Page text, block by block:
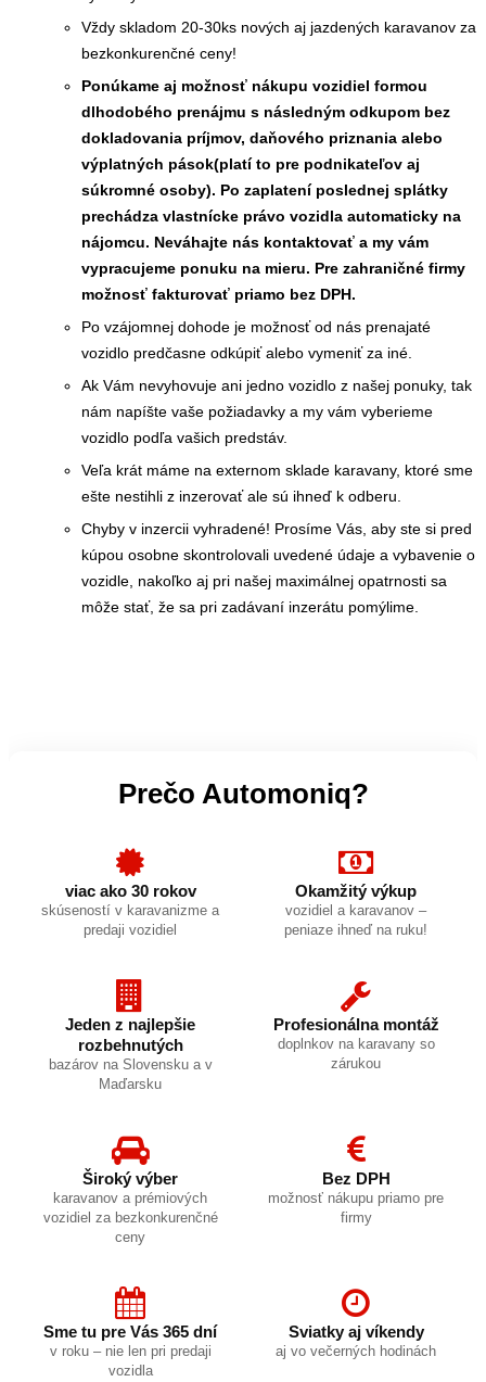
Vždy skladom 20-30ks nových aj jazdených karavanov za
bezkonkurenčné ceny!
Ponúkame aj možnosť nákupu vozidiel formou
dlhodobého prenájmu s následným odkupom bez
dokladovania príjmov, daňového priznania alebo
výplatných pások(platí to pre podnikateľov aj
súkromné osoby). Po zaplatení poslednej splátky
prechádza vlastnícke právo vozidla automaticky na
nájomcu. Neváhajte nás kontaktovať a my vám
vypracujeme ponuku na mieru. Pre zahraničné firmy
možnosť fakturovať priamo bez DPH.
Po vzájomnej dohode je možnosť od nás prenajaté
vozidlo predčasne odkúpiť alebo vymeniť za iné.
Ak Vám nevyhovuje ani jedno vozidlo z našej ponuky, tak
nám napíšte vaše požiadavky a my vám vyberieme
vozidlo podľa vašich predstáv.
Veľa krát máme na externom sklade karavany, ktoré sme
ešte nestihli z inzerovať ale sú ihneď k odberu.
Chyby v inzercii vyhradené! Prosíme Vás, aby ste si pred
kúpou osobne skontrolovali uvedené údaje a vybavenie o
vozidle, nakoľko aj pri našej maximálnej opatrnosti sa
môže stať, že sa pri zadávaní inzerátu pomýlime.
Prečo Automoniq?
viac ako 30 rokov
skúseností v karavanizme a
predaji vozidiel
Okamžitý výkup
vozidiel a karavanov –
peniaze ihneď na ruku!
Jeden z najlepšie
rozbehnutých
bazárov na Slovensku a v
Maďarsku
Profesionálna montáž
doplnkov na karavany so
zárukou
Široký výber
karavanov a prémiových
vozidiel za bezkonkurenčné
ceny
Bez DPH
možnosť nákupu priamo pre
firmy
Sme tu pre Vás 365 dní
v roku – nie len pri predaji
vozidla
Sviatky aj víkendy
aj vo večerných hodinách